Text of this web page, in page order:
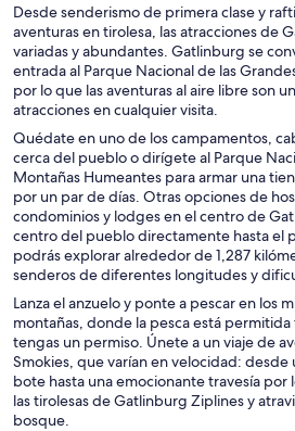
Desde senderismo de primera clase y
aventuras en tirolesa, las atracciones de
variadas y abundantes. Gatlinburg se
entrada al Parque Nacional de las
por lo que las aventuras al aire libre son
atracciones en cualquier visita.
Quédate en uno de los campamentos,
cerca del pueblo o dirígete al Parque
Montañas Humeantes para armar una
por un par de días. Otras opciones de
condominios y lodges en el centro de
centro del pueblo directamente hasta el
podrás explorar alrededor de 1,287
senderos de diferentes longitudes y
Lanza el anzuelo y ponte a pescar en los
montañas, donde la pesca está
tengas un permiso. Únete a un viaje de
Smokies, que varían en velocidad:
bote hasta una emocionante travesía por
las tirolesas de Gatlinburg Ziplines y
bosque.